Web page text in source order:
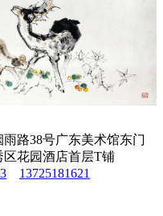
路38号广东美术馆东门
花园酒店首层T铺
13725181621